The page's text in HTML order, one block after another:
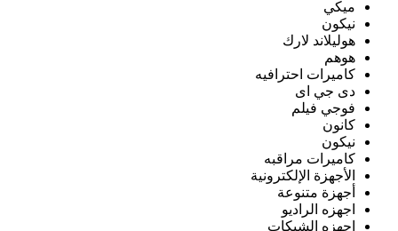
ميكي
نيكون
هوليلاند لارك
هوهم
كاميرات احترافيه
دى جي اى
فوجي فيلم
كانون
نيكون
كاميرات مراقبه
الأجهزة الإلكترونية
أجهزة متنوعة
اجهزه الراديو
اجهزه الشبكات